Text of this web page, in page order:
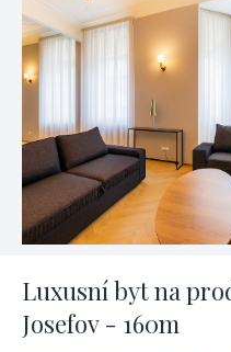
Luxusní byt na
Josefov - 160m